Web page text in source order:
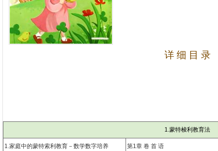
详 细 目 录
1.蒙特梭利教育法
1.家庭中的蒙特索利教育－数学数字培养 第1章 卷 首 语